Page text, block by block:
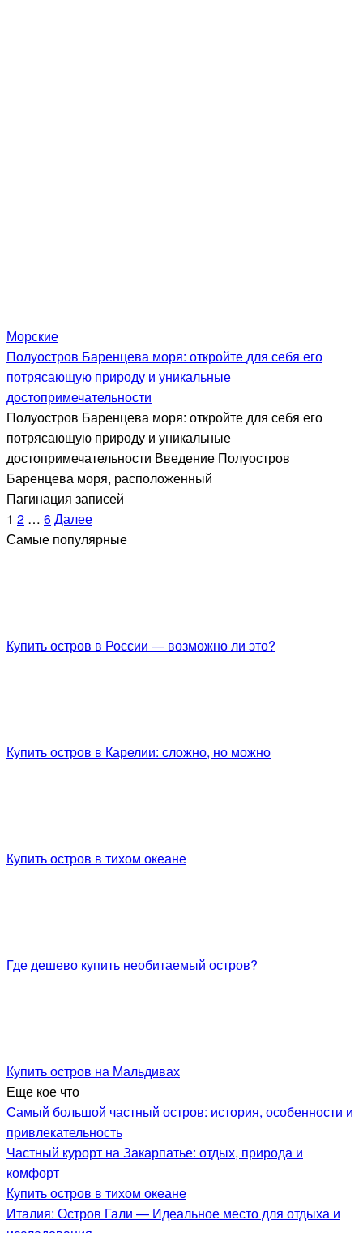
Морские
Полуостров Баренцева моря: откройте для себя его
потрясающую природу и уникальные
достопримечательности
Полуостров Баренцева моря: откройте для себя его
потрясающую природу и уникальные
достопримечательности Введение Полуостров
Баренцева моря, расположенный
Пагинация записей
1 2 … 6Далее
Самые популярные
Купить остров в России — возможно ли это?
Купить остров в Карелии: сложно, но можно
Купить остров в тихом океане
Где дешево купить необитаемый остров?
Купить остров на Мальдивах
Еще кое что
Самый большой частный остров: история, особенности и
привлекательность
Частный курорт на Закарпатье: отдых, природа и
комфорт
Купить остров в тихом океане
Италия: Остров Гали — Идеальное место для отдыха и